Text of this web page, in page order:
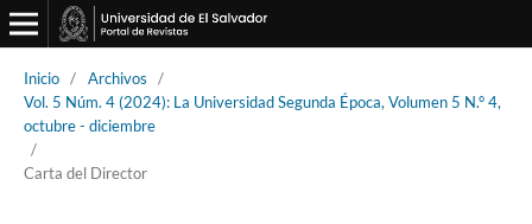
Inicio / Archivos
/
Vol. 5 Núm. 4 (2024): La Universidad Segunda Época, Volumen 5 N.° 4,
octubre - diciembre
/
Carta del Director